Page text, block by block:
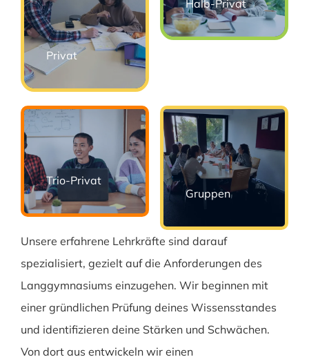
Privat
Halb-Privat
Trio-Privat
Gruppen
Unsere erfahrene Lehrkräfte sind darauf
spezialisiert, gezielt auf die Anforderungen des
Langgymnasiums einzugehen. Wir beginnen mit
einer gründlichen Prüfung deines Wissensstandes
und identifizieren deine Stärken und Schwächen.
Von dort aus entwickeln wir einen